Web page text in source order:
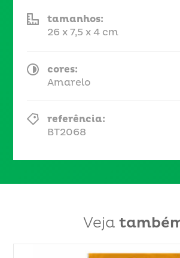
tamanhos:
26 x 7,5 x 4 cm
cores:
Amarelo
referência:
BT2068
Veja